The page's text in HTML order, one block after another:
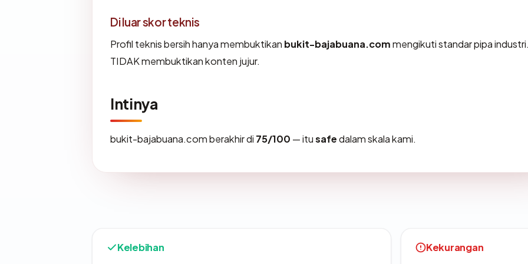
Di luar skor teknis
Profil teknis bersih hanya membuktikan bukit-bajabuana.commengikuti standar pipa
TIDAK membuktikan konten jujur.
Intinya
bukit-bajabuana.com berakhir di 75/100 — itusafedalam skala kami.
Kelebihan Kekurangan